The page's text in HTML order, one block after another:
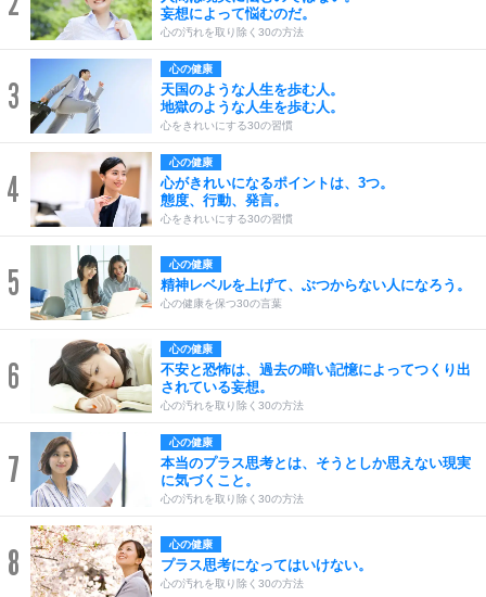
妄想によって悩むのだ。
心の汚れを取り除く30の方法
3
心の健康
天国のような人生を歩む人。
地獄のような人生を歩む人。
心をきれいにする30の習慣
4
心の健康
心がきれいになるポイントは、3つ。
態度、行動、発言。
心をきれいにする30の習慣
5 心の健康
精神レベルを上げて、ぶつからない人になろう。
心の健康を保つ30の言葉
6
心の健康
不安と恐怖は、過去の暗い記憶によってつくり出
されている妄想。
心の汚れを取り除く30の方法
7
心の健康
本当のプラス思考とは、そうとしか思えない現実
に気づくこと。
心の汚れを取り除く30の方法
8 心の健康
プラス思考になってはいけない。
心の汚れを取り除く30の方法